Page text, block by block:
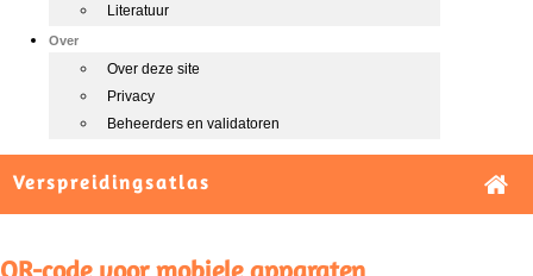
Literatuur
Over
Over deze site
Privacy
Beheerders en validatoren
Verspreidingsatlas